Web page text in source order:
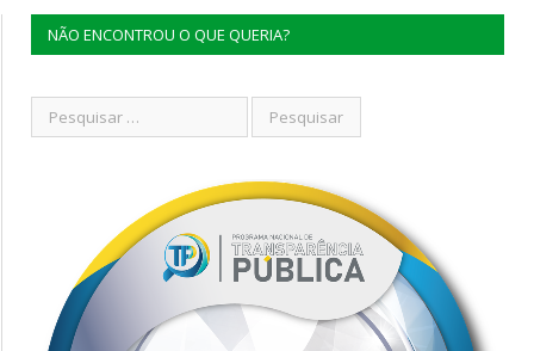
NÃO ENCONTROU O QUE QUERIA?